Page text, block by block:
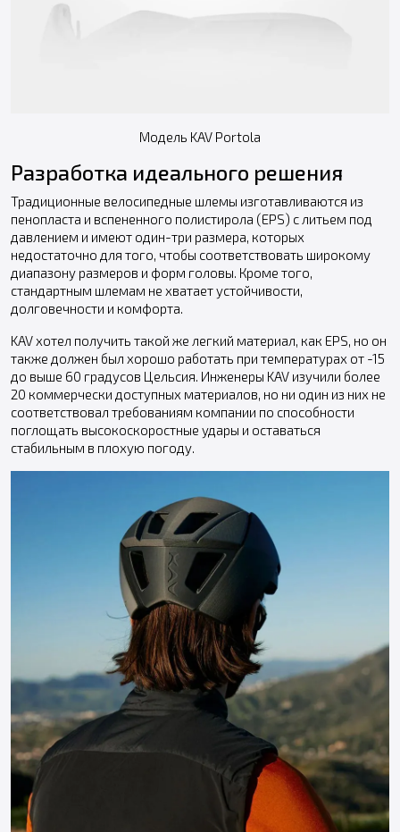
Модель KAV Portola
Разработка идеального решения
Традиционные велосипедные шлемы изготавливаются из
пенопласта и вспененного полистирола (EPS) с литьем под
давлением и имеют один-три размера, которых
недостаточно для того, чтобы соответствовать широкому
диапазону размеров и форм головы. Кроме того,
стандартным шлемам не хватает устойчивости,
долговечности и комфорта.
KAV хотел получить такой же легкий материал, как EPS, но он
также должен был хорошо работать при температурах от -15
до выше 60 градусов Цельсия. Инженеры KAV изучили более
20 коммерчески доступных материалов, но ни один из них не
соответствовал требованиям компании по способности
поглощать высокоскоростные удары и оставаться
стабильным в плохую погоду.